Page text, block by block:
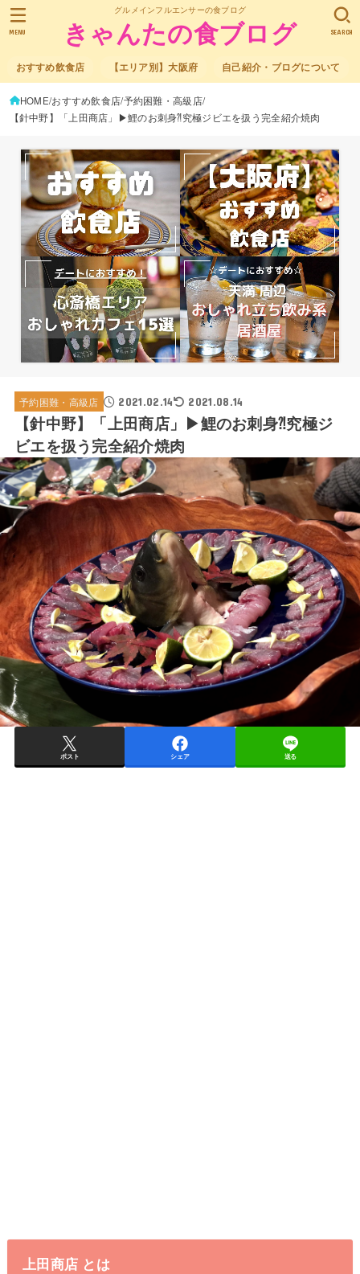
グルメインフルエンサーの食ブログ
きゃんたの食ブログ
おすすめ飲食店 【エリア別】大阪府 自己紹介・ブログについて
SEARCH
MENU
HOME おすすめ飲食店 予約困難・高級店
【針中野】「上田商店」▶鯉のお刺身⁈究極ジビエを扱う完全紹介焼肉
予約困難・高級店 2021.02.14 2021.08.14
【針中野】「上田商店」▶鯉のお刺身⁈究極ジ
ビエを扱う完全紹介焼肉
ポスト シェア 送る
上田商店 とは